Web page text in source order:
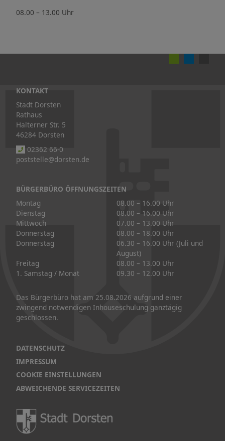
08.00 – 13.00 Uhr
KONTAKT
Stadt Dorsten
Rathaus
Halterner Str. 5
46284 Dorsten
02362 66-0
poststelle@dorsten.de
BÜRGERBÜRO ÖFFNUNGSZEITEN
Montag
08.00 – 16.00 Uhr
Dienstag
08.00 – 16.00 Uhr
Mittwoch
07.00 – 13.00 Uhr
Donnerstag
08.00 – 18.00 Uhr
Donnerstag
06.30 – 16.00 Uhr (Juli und
August)
Freitag
08.00 – 13.00 Uhr
1. Samstag / Monat
09.30 – 12.00 Uhr
Das Bürgerbüro hat am 25.08.2026 aufgrund einer
zwingend notwendigen Inhouseschulung ganztägig
geschlossen.
DATENSCHUTZ
IMPRESSUM
COOKIE EINSTELLUNGEN
ABWEICHENDE SERVICEZEITEN